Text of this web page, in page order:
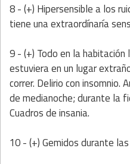
8 - (+) Hipersensible a los
tiene una extraordínaría
9 - (+) Todo en la
estuviera en un lugar
correr. Delirio con insomnio.
de medianoche; durante la
Cuadros de insania.
10 - (+) Gemidos durante